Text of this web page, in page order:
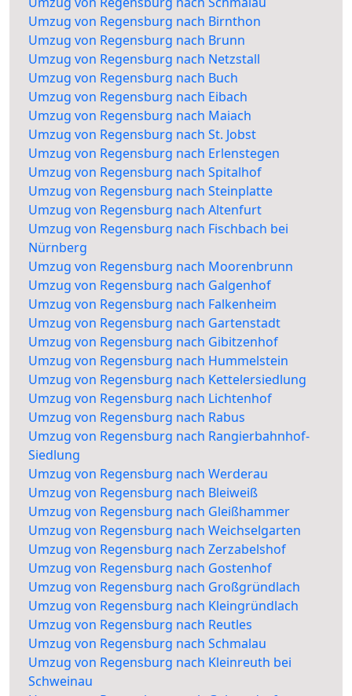
Umzug von Regensburg nach Birnthon
Umzug von Regensburg nach Brunn
Umzug von Regensburg nach Netzstall
Umzug von Regensburg nach Buch
Umzug von Regensburg nach Eibach
Umzug von Regensburg nach Maiach
Umzug von Regensburg nach St. Jobst
Umzug von Regensburg nach Erlenstegen
Umzug von Regensburg nach Spitalhof
Umzug von Regensburg nach Steinplatte
Umzug von Regensburg nach Altenfurt
Umzug von Regensburg nach Fischbach bei
Nürnberg
Umzug von Regensburg nach Moorenbrunn
Umzug von Regensburg nach Galgenhof
Umzug von Regensburg nach Falkenheim
Umzug von Regensburg nach Gartenstadt
Umzug von Regensburg nach Gibitzenhof
Umzug von Regensburg nach Hummelstein
Umzug von Regensburg nach Kettelersiedlung
Umzug von Regensburg nach Lichtenhof
Umzug von Regensburg nach Rabus
Umzug von Regensburg nach Rangierbahnhof-
Siedlung
Umzug von Regensburg nach Werderau
Umzug von Regensburg nach Bleiweiß
Umzug von Regensburg nach Gleißhammer
Umzug von Regensburg nach Weichselgarten
Umzug von Regensburg nach Zerzabelshof
Umzug von Regensburg nach Gostenhof
Umzug von Regensburg nach Großgründlach
Umzug von Regensburg nach Kleingründlach
Umzug von Regensburg nach Reutles
Umzug von Regensburg nach Schmalau
Umzug von Regensburg nach Kleinreuth bei
Schweinau